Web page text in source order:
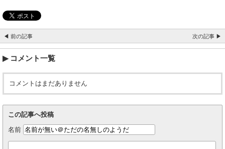
◀ 前の記事 次の記事 ▶
コメント一覧
コメントはまだありません
この記事へ投稿
名前